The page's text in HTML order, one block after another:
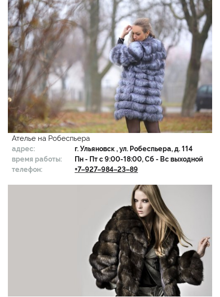
Ателье на Робеспьера
адрес: г.Ульяновск, ул. Робеспьера, д. 114
время работы:
Пн - Пт с 9:00-18:00, Сб - Вс выходной
телефон:
+7–927–984–23–89